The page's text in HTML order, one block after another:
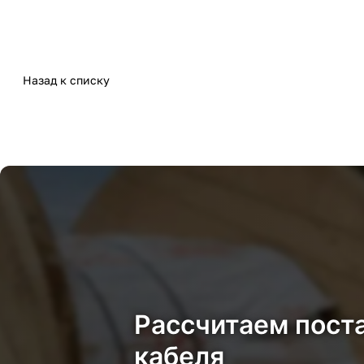
Назад к списку
Рассчитаем
кабеля